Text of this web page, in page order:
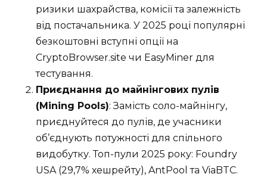
ризики шахрайства, комісії та залежність
від постачальника. У 2025 році популярні
безкоштовні вступні опції на
CryptoBrowser.site чи EasyMiner для
тестування.
Приєднання до майнінгових пулів
(Mining Pools): Замість соло-майнінгу,
приєднуйтеся до пулів, де учасники
об’єднують потужності для спільного
видобутку. Топ-пули 2025 року: Foundry
USA (29,7% хешрейту), AntPool та ViaBTC.